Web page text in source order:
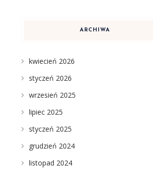
ARCHIWA
kwiecień 2026
styczeń 2026
wrzesień 2025
lipiec 2025
styczeń 2025
grudzień 2024
listopad 2024